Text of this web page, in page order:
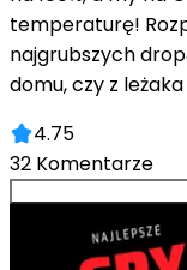
temperaturę!
najgrubszych
domu, czy z
4.75
32 Komentarze